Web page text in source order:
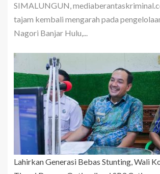
SIMALUNGUN,
tajam kembali mengarah pada
Nagori Banjar Hulu,...
Lahirkan Generasi Bebas Stunting, Wali